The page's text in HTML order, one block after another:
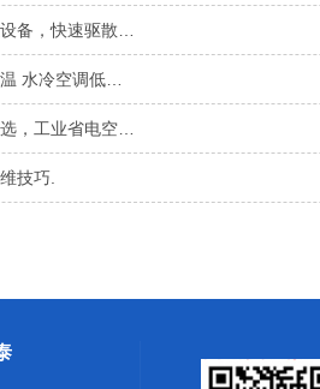
备，快速驱散…
水冷空调低…
，工业省电空…
技巧.